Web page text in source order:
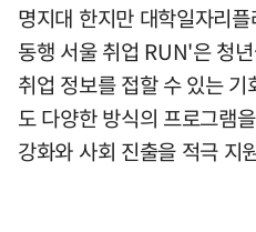
명지대 한지만 대학일자리
동행 서울 취업 RUN'은 청
취업 정보를 접할 수 있는
도 다양한 방식의 프로그램
강화와 사회 진출을 적극 지